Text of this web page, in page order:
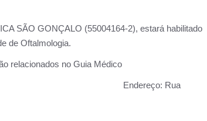
SÃO GONÇALO (55004164-2), estará habilitado
de Oftalmologia.
relacionados no Guia Médico
(55004164-2). Endereço: Rua